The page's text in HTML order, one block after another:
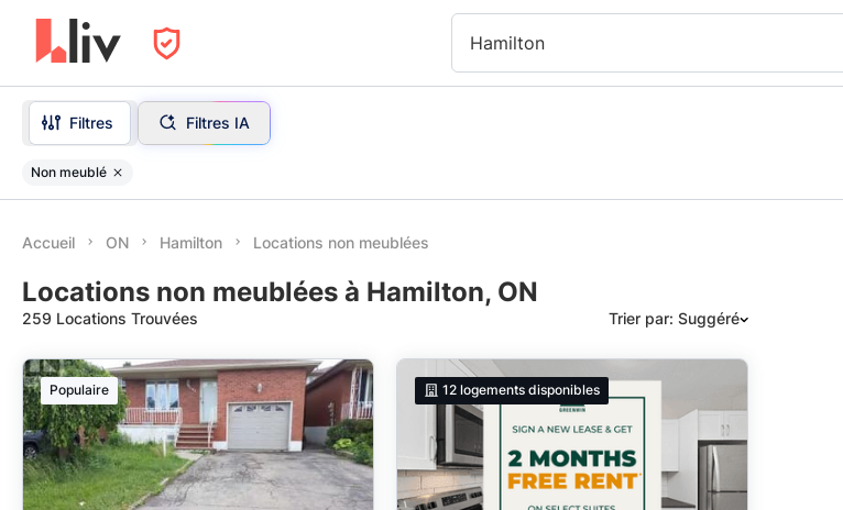
Hamilton
Filtres Filtres IA
Non meublé
Accueil ON Hamilton Locations non meublées
Locations non meublées à Hamilton, ON
259 Locations Trouvées Trier par: Suggéré
Date: les plus récents d’abord
Date: les plus anciens d’abord
Prix - $$$ à $
Populaire 12 logements disponibles